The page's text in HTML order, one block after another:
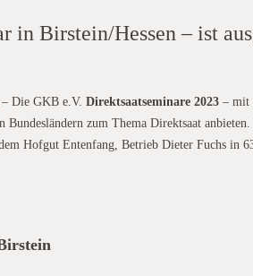
in Birstein/Hessen – ist
– Die GKB e.V. Direktsaatseminare 2023 – mit
Bundesländern zum Thema Direktsaat
Hofgut Entenfang, Betrieb Dieter Fuchs in